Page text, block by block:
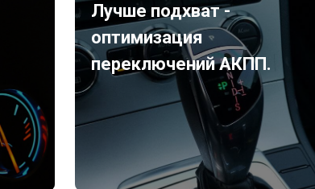
Лучше подхват -
оптимизация
переключений АКПП.